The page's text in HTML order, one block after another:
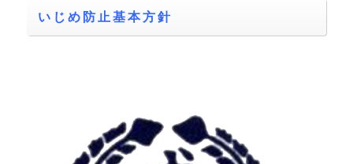
いじめ防止基本方針